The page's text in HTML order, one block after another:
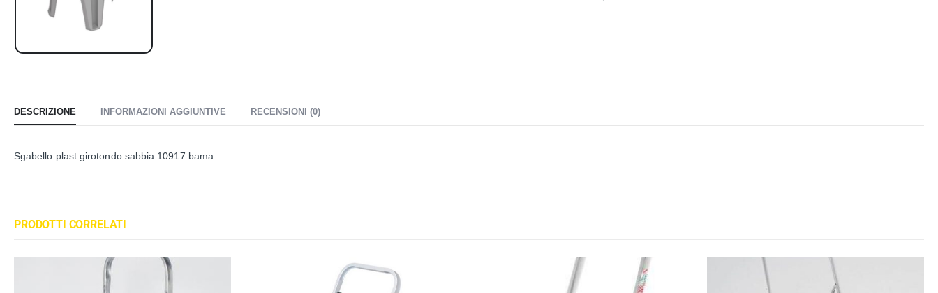
DESCRIZIONE INFORMAZIONI AGGIUNTIVE RECENSIONI (0)
Sgabello plast.girotondo sabbia 10917 bama
PRODOTTI CORRELATI